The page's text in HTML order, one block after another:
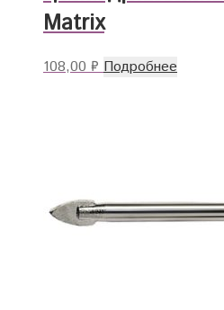
Matrix
108,00₽ Подробнее